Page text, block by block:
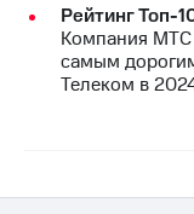
Рейтинг Топ-
Компания МТС
самым
Телеком в